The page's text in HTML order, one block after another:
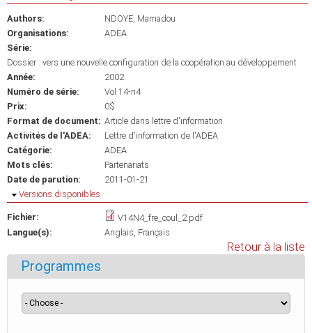
Authors:
NDOYE, Mamadou
Organisations:
ADEA
Série:
Dossier : vers une nouvelle configuration de la coopération au développement
Année:
2002
Numéro de série:
Vol 14-n4
Prix:
0$
Format de document: Article dans lettre d'information
Activités de l'ADEA:
Lettre d'information de l'ADEA
Catégorie:
ADEA
Mots clés:
Partenariats
Date de parution:
2011-01-21
Masquer
Versions disponibles
Fichier:
V14N4_fre_coul_2.pdf
Langue(s):
Anglais Français
Retour à la liste
Programmes